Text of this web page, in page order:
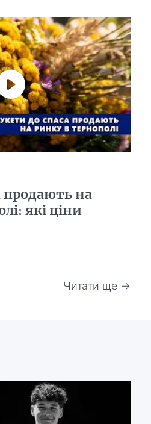
продають на
які ціни
Читати ще →